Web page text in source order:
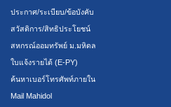
ประกาศ/ระเบียบ/ข้อบังคับ
สวัสดิการ/สิทธิประโยชน์
สหกรณ์ออมทรัพย์ ม.มหิดล
ใบแจ้งรายได้ (E-PY)
ค้นหาเบอร์โทรศัพท์ภายใน
Mail Mahidol